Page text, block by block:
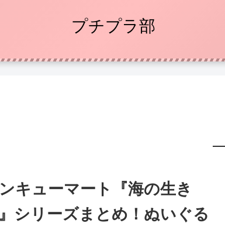
プチプラ部
キューマート『海の生き
シリーズまとめ！ぬいぐる